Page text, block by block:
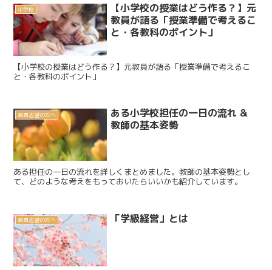
小学校
【小学校の授業はどう作る？】元
教員が語る「授業準備で考えるこ
と・各教科のポイント」
【小学校の授業はどう作る？】元教員が語る「授業準備で考えるこ
と・各教科のポイント」
教員志望の方へ
ある小学校担任の一日の流れ &
教師の基本姿勢
ある担任の一日の流れを詳しくまとめました。教師の基本姿勢とし
て、どのような考えをもっておいたらいいかも紹介しています。
教員志望の方へ 「学級経営」とは